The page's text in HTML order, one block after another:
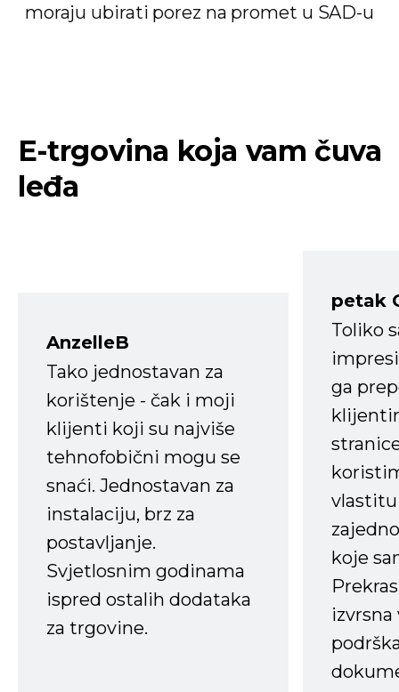
moraju ubirati porez na promet u SAD-u
E-trgovina koja vam čuva
leđa
AnzelleB
Tako jednostavan za
korištenje - čak i moji
klijenti koji su najviše
tehnofobični mogu se
snaći. Jednostavan za
instalaciju, brz za
postavljanje.
Svjetlosnim godinama
ispred ostalih dodataka
za trgovine.
petak
Toliko
ga
koje